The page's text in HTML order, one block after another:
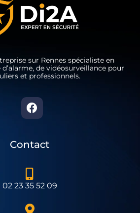
sur Rennes spécialiste en
de vidéosurveillance pour
et professionnels.
Contact
02 23 35 52 09